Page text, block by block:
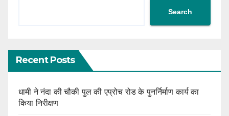
Search
Recent Posts
धामी ने नंदा की चौकी पुल की एप्रोच रोड के पुनर्निर्माण कार्य का
किया निरीक्षण